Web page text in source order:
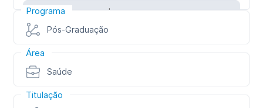
Programa
Pós-Graduação
Área
Saúde
Titulação
Inscreva-se